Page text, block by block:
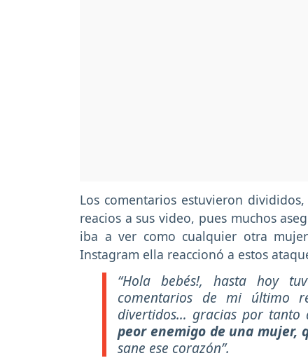
Los comentarios estuvieron
reacios a sus video, pues muchos
iba a ver como cualquier otra
Instagram ella reaccionó a estos
“Hola bebés!, hasta hoy
comentarios de mi último
divertidos… gracias por tanto
peor enemigo de una mujer,
sane ese corazón”.